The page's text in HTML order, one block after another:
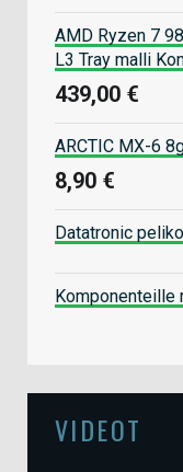
AMD Ryzen 7
L3 Tray malli
439,00 €
ARCTIC MX-6
8,90 €
Datatronic
Komponenteille
VIDEOT